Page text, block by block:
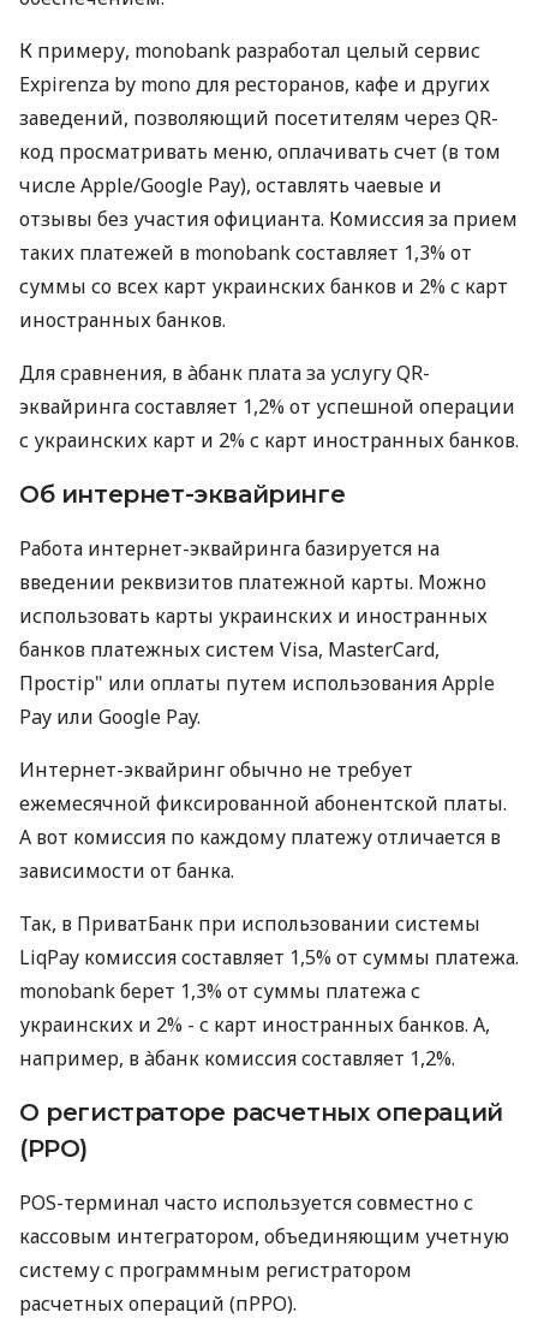
К примеру, monobank разработал целый сервис
Expirenza by mono для ресторанов, кафе и других
заведений, позволяющий посетителям через QR-
код просматривать меню, оплачивать счет (в том
числе Apple/Google Pay), оставлять чаевые и
отзывы без участия официанта. Комиссия за прием
таких платежей в monobank составляет 1,3% от
суммы со всех карт украинских банков и 2% с карт
иностранных банков.
Для сравнения, в àбанк плата за услугу QR-
эквайринга составляет 1,2% от успешной операции
с украинских карт и 2% с карт иностранных банков.
Об интернет-эквайринге
Работа интернет-эквайринга базируется на
введении реквизитов платежной карты. Можно
использовать карты украинских и иностранных
банков платежных систем Visa, MasterCard,
Простір" или оплаты путем использования Apple
Pay или Google Pay.
Интернет-эквайринг обычно не требует
ежемесячной фиксированной абонентской платы.
А вот комиссия по каждому платежу отличается в
зависимости от банка.
Так, в ПриватБанк при использовании системы
LiqPay комиссия составляет 1,5% от суммы платежа.
monobank берет 1,3% от суммы платежа с
украинских и 2% - с карт иностранных банков. А,
например, в àбанк комиссия составляет 1,2%.
О регистраторе расчетных операций
(РРО)
POS-терминал часто используется совместно с
кассовым интегратором, объединяющим учетную
систему с программным регистратором
расчетных операций (пРРО).